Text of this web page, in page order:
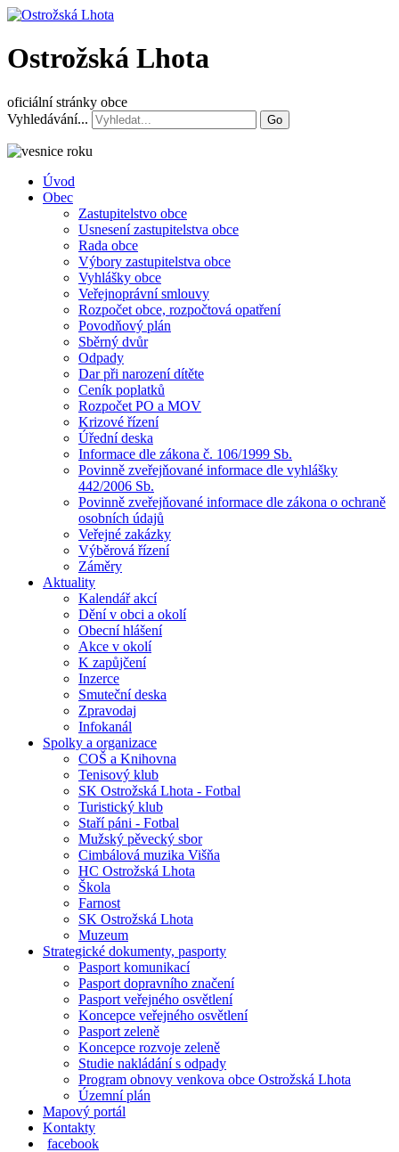
Ostrožská Lhota
oficiální stránky obce
Vyhledávání...
Go
Úvod
Obec
Zastupitelstvo obce
Usnesení zastupitelstva obce
Rada obce
Výbory zastupitelstva obce
Vyhlášky obce
Veřejnoprávní smlouvy
Rozpočet obce, rozpočtová opatření
Povodňový plán
Sběrný dvůr
Odpady
Dar při narození dítěte
Ceník poplatků
Rozpočet PO a MOV
Krizové řízení
Úřední deska
Informace dle zákona č. 106/1999 Sb.
Povinně zveřejňované informace dle vyhlášky
442/2006 Sb.
Povinně zveřejňované informace dle zákona o ochraně
osobních údajů
Veřejné zakázky
Výběrová řízení
Záměry
Aktuality
Kalendář akcí
Dění v obci a okolí
Obecní hlášení
Akce v okolí
K zapůjčení
Inzerce
Smuteční deska
Zpravodaj
Infokanál
Spolky a organizace
COŠ a Knihovna
Tenisový klub
SK Ostrožská Lhota - Fotbal
Turistický klub
Staří páni - Fotbal
Mužský pěvecký sbor
Cimbálová muzika Višňa
HC Ostrožská Lhota
Škola
Farnost
SK Ostrožská Lhota
Muzeum
Strategické dokumenty, pasporty
Pasport komunikací
Pasport dopravního značení
Pasport veřejného osvětlení
Koncepce veřejného osvětlení
Pasport zeleně
Koncepce rozvoje zeleně
Studie nakládání s odpady
Program obnovy venkova obce Ostrožská Lhota
Územní plán
Mapový portál
Kontakty
facebook